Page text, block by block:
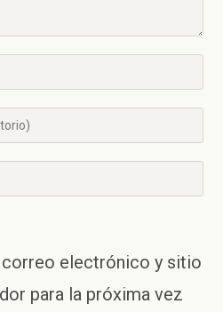
correo electrónico y sitio
para la próxima vez